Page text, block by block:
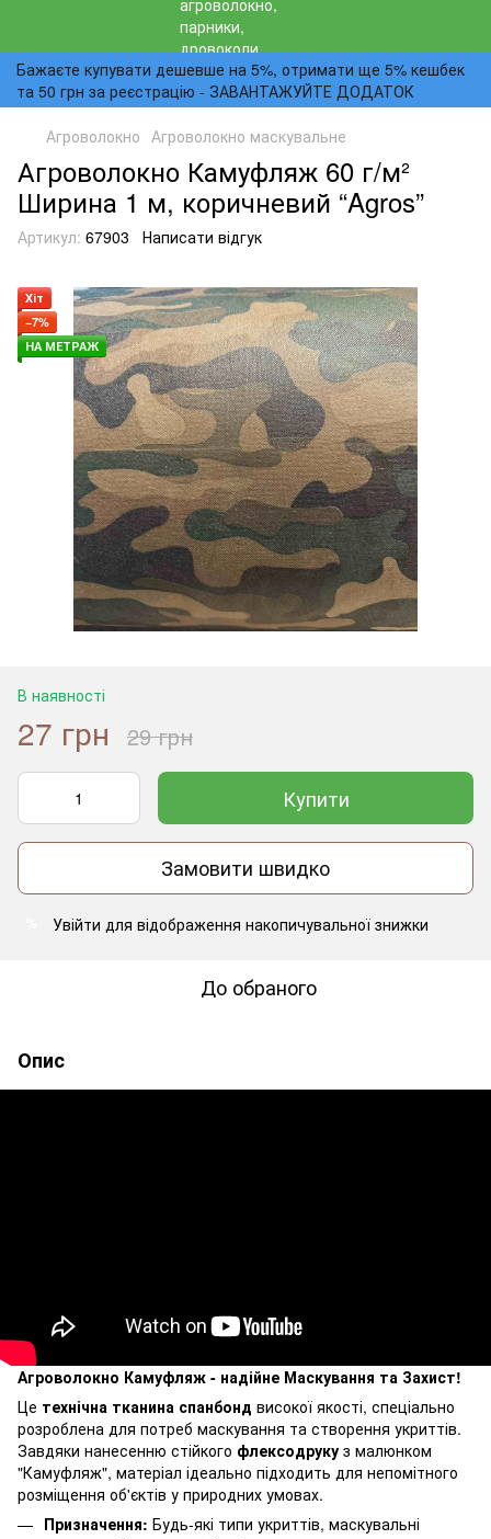
Бажаєте купувати дешевше на 5%, отримати ще 5% кешбек
та 50 грн за реєстрацію - ЗАВАНТАЖУЙТЕ ДОДАТОК
Агроволокно Агроволокно маскувальне
Агроволокно Камуфляж 60 г/м²
Ширина 1 м, коричневий “Agros”
Артикул: 67903 Написати відгук
Хіт
−7%
НА МЕТРАЖ
В наявності
27 грн 29 грн
Купити
Замовити швидко
Увійти для відображення накопичувальної знижки
До обраного
Опис
Агроволокно Камуфляж - надійне Маскування та Захист!
Це технічна тканина спанбонд високої якості, спеціально
розроблена для потреб маскування та створення укриттів.
Завдяки нанесенню стійкого флексодруку з малюнком
"Камуфляж", матеріал ідеально підходить для непомітного
розміщення об'єктів у природних умовах.
Призначення: Будь-які типи укриттів, маскувальні